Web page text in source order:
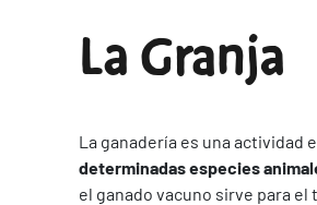
La Granja
La ganadería es una actividad
determinadas especies
el ganado vacuno sirve para